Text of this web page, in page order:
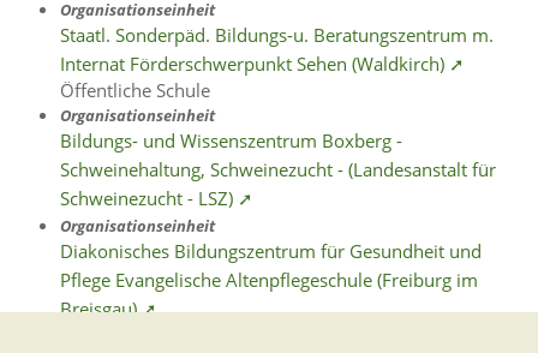
Organisationseinheit
Staatl. Sonderpäd. Bildungs-u. Beratungszentrum m.
Internat Förderschwerpunkt Sehen (Waldkirch) ➚
Öffentliche Schule
Organisationseinheit
Bildungs- und Wissenszentrum Boxberg -
Schweinehaltung, Schweinezucht - (Landesanstalt für
Schweinezucht - LSZ) ➚
Organisationseinheit
Diakonisches Bildungszentrum für Gesundheit und
Pflege Evangelische Altenpflegeschule (Freiburg im
Breisgau) ➚